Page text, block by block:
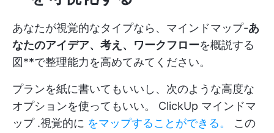
あなたが視覚的なタイプなら、マインドマップ-あ
なたのアイデア、考え、ワークフローを概説する
図**で整理能力を高めてみてください。
プランを紙に書いてもいいし、次のような高度な
オプションを使ってもいい。 ClickUp マインドマ
ップ.視覚的に をマップすることができる。
この